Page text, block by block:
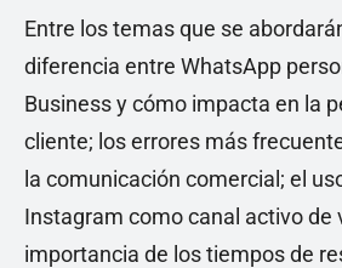
Entre los temas que se
diferencia entre WhatsApp
Business y cómo impacta en la
cliente; los errores más
la comunicación comercial; el
Instagram como canal activo de
importancia de los tiempos de